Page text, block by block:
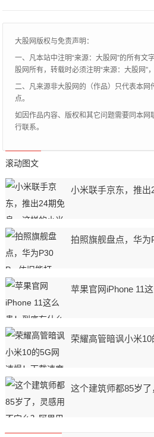
大股网版权与免责声明：
一、凡本站中注明“来源：大股网”的所有文
股网所有，转载时必须注明“来源：大股网”
二、凡来源非大股网的（作品）只代表本
点。
如因作品内容、版权和其它问题需要同本
行联系。
滚动图文
小米联手京东，推出
拍照旗舰盘点，华为
苹果官网iPhone 11
荣耀高管暗讽小米
这个建筑师都85岁